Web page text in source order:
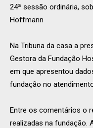
24ª sessão ordinária,
Hoffmann
Na Tribuna da casa a
Gestora da Fundação
em que apresentou
fundação no
Entre os comentários o
realizadas na fundação.